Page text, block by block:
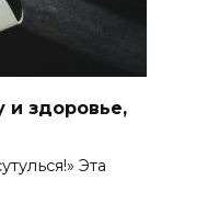
и здоровье,
Эта